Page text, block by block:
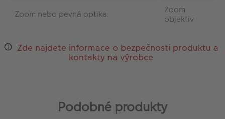
Zoom nebo pevná optika:
Zoom
objektiv
Zde najdete informace o bezpečnosti produktu a
kontakty na výrobce
Podobné produkty